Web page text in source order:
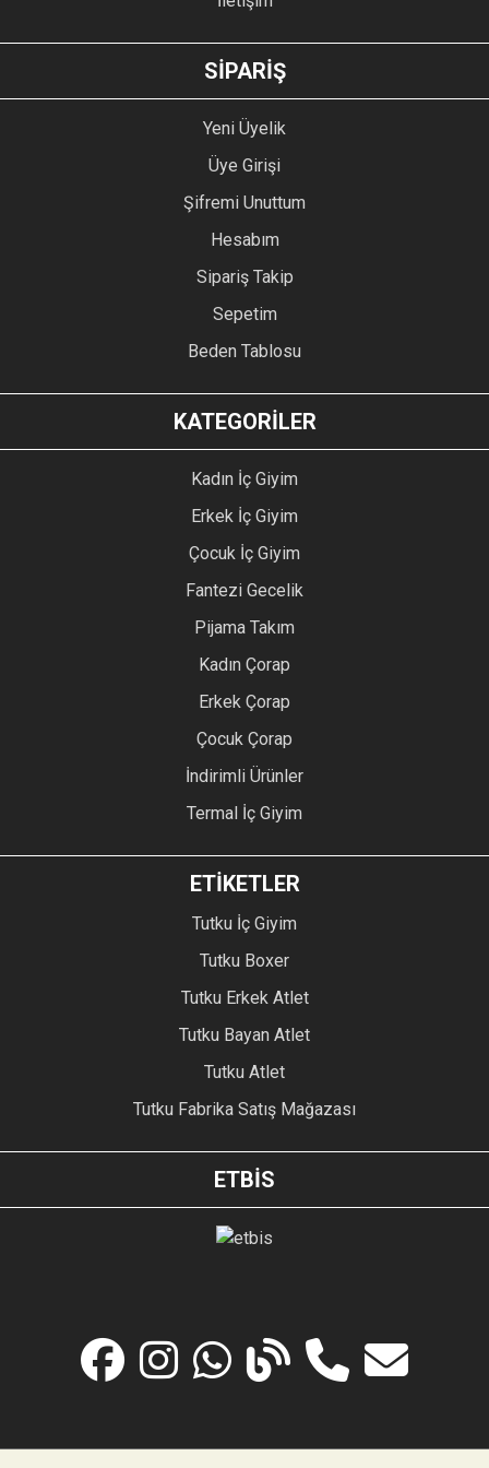
GÖNDER
SİPARİŞ
Yeni Üyelik
Üye Girişi
Şifremi Unuttum
Hesabım
Sipariş Takip
Sepetim
Beden Tablosu
KATEGORİLER
Kadın İç Giyim
Erkek İç Giyim
Çocuk İç Giyim
Fantezi Gecelik
Pijama Takım
Kadın Çorap
Erkek Çorap
Çocuk Çorap
İndirimli Ürünler
Termal İç Giyim
ETİKETLER
Tutku İç Giyim
Tutku Boxer
Tutku Erkek Atlet
Tutku Bayan Atlet
Tutku Atlet
Tutku Fabrika Satış Mağazası
ETBİS